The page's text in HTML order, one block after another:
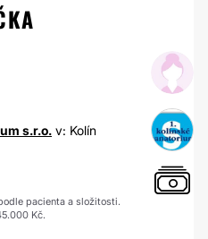
s.r.o. v: Kolín
pacienta a složitosti.
Kč.